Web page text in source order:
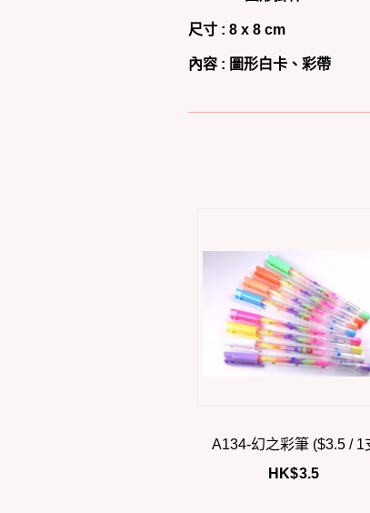
尺寸 : 8 x 8 cm
內容 : 圖形白卡、彩帶
A134-幻之彩筆 ($3.5 / 1
HK$3.5